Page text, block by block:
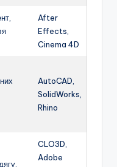
After
Effects,
Cinema 4D
AutoCAD,
SolidWorks,
Rhino
CLO3D,
Adobe